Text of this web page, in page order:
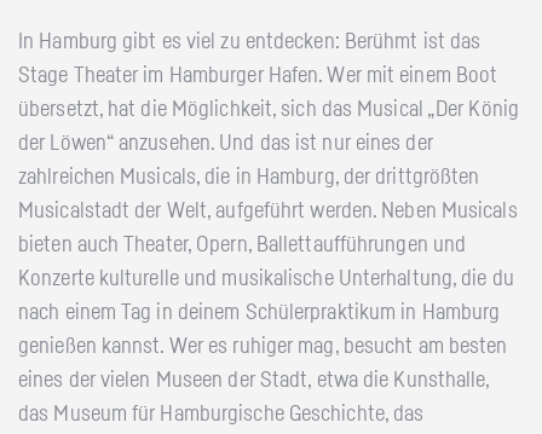
In Hamburg gibt es viel zu entdecken: Berühmt ist das
Stage Theater im Hamburger Hafen. Wer mit einem Boot
übersetzt, hat die Möglichkeit, sich das Musical „Der König
der Löwen“ anzusehen. Und das ist nur eines der
zahlreichen Musicals, die in Hamburg, der drittgrößten
Musicalstadt der Welt, aufgeführt werden. Neben Musicals
bieten auch Theater, Opern, Ballettaufführungen und
Konzerte kulturelle und musikalische Unterhaltung, die du
nach einem Tag in deinem Schülerpraktikum in Hamburg
genießen kannst. Wer es ruhiger mag, besucht am besten
eines der vielen Museen der Stadt, etwa die Kunsthalle,
das Museum für Hamburgische Geschichte, das